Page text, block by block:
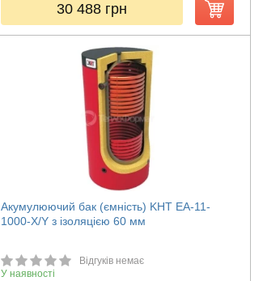
30 488 грн
Акумулюючий бак (ємність) KHT ЕА-11-
1000-X/Y з ізоляцією 60 мм
Відгуків немає
У наявності